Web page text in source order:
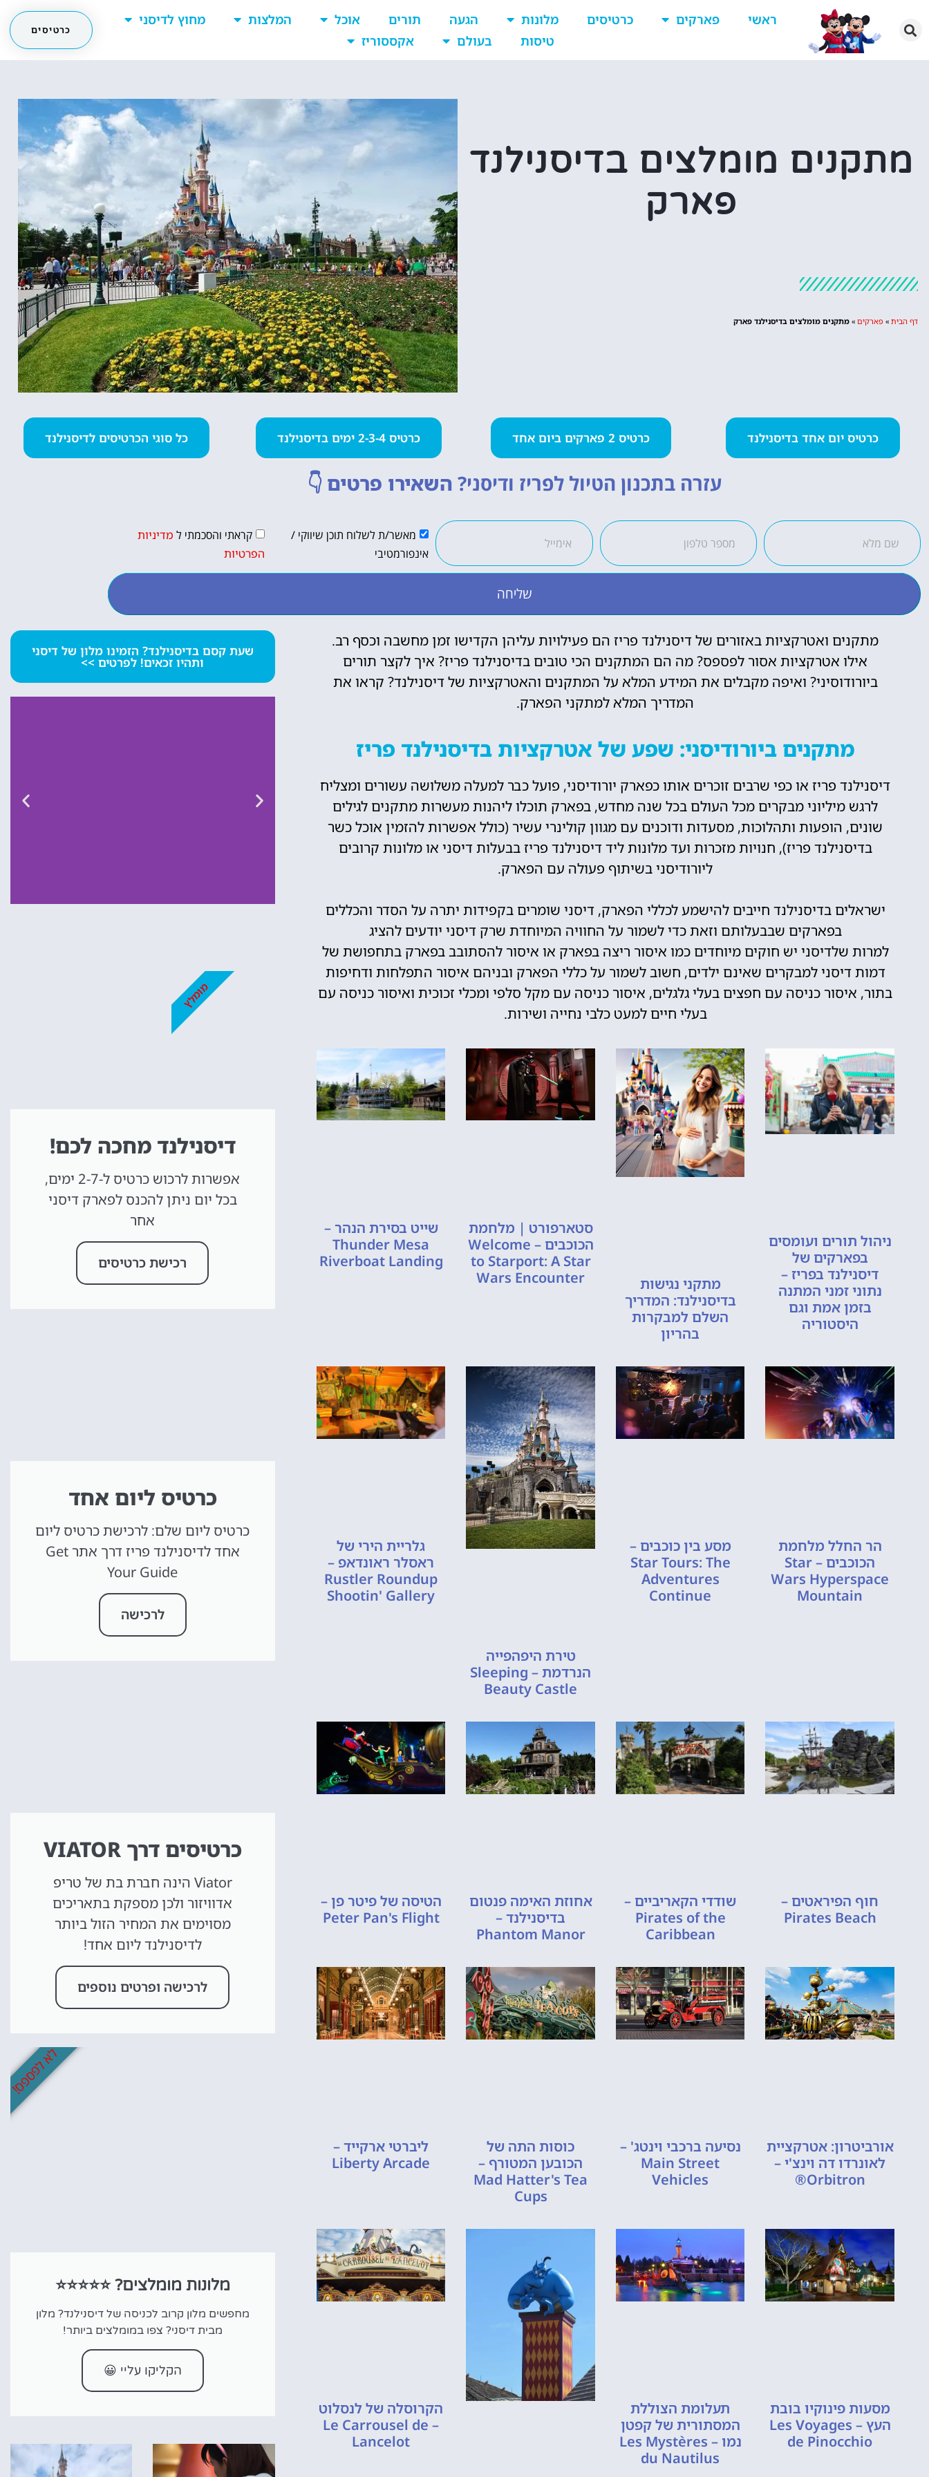
ראשי פארקים כרטיסים מלונות הגעה תורים אוכל המלצות
מחוץ לדיסני
טיסות
בעולם אקססוריז
כרטיסים
מתקנים מומלצים בדיסנילנד
פארק
דף הבית » פארקים » מתקנים מומלצים בדיסנילנד פארק
כרטיס יום אחד בדיסנילנד כרטיס 2 פארקים ביום אחד כרטיס 2-3-4 ימים בדיסנילנד כל סוגי הכרטיסים לדיסנילנד
עזרה בתכנון הטיול לפריז ודיסני? השאירו פרטים 👇
מאשר/ת לשלוח תוכן שיווקי /
אינפורמטיבי
קראתי והסכמתי ל מדיניות
הפרטיות
שליחה
מתקנים ואטרקציות באזורים של דיסנילנד פריז הם פעילויות עליהן הקדישו זמן מחשבה וכסף רב.
אילו אטרקציות אסור לפספס? מה הם המתקנים הכי טובים בדיסנילנד פריז? איך לקצר תורים
ביורודוסיני? ואיפה מקבלים את המידע המלא על המתקנים והאטרקציות של דיסנילנד? קראו את
המדריך המלא למתקני הפארק.
מתקנים ביורודיסני: שפע של אטרקציות בדיסנילנד פריז
דיסנילנד פריז או כפי שרבים זוכרים אותו כפארק יורודיסני, פועל כבר למעלה משלושה עשורים ומצליח
לרגש מיליוני מבקרים מכל העולם בכל שנה מחדש, בפארק תוכלו ליהנות מעשרות מתקנים לגילים
שונים, הופעות ותהלוכות, מסעדות ודוכנים עם מגוון קולינרי עשיר (כולל אפשרות להזמין אוכל כשר
בדיסנילנד פריז), חנויות מזכרות ועד מלונות ליד דיסנילנד פריז בבעלות דיסני או מלונות קרובים
ליורודיסני בשיתוף פעולה עם הפארק.
ישראלים בדיסנילנד חייבים להישמע לכללי הפארק, דיסני שומרים בקפידות יתרה על הסדר והכללים
בפארקים שבבעלותם וזאת כדי לשמור על החוויה המיוחדת שרק דיסני יודעים להציג
למרות שלדיסני יש חוקים מיוחדים כמו איסור ריצה בפארק או איסור להסתובב בפארק בתחפושת של
דמות דיסני למבקרים שאינם ילדים, חשוב לשמור על כללי הפארק ובניהם איסור התפלחות ודחיפות
בתור, איסור כניסה עם חפצים בעלי גלגלים, איסור כניסה עם מקל סלפי ומכלי זכוכית ואיסור כניסה עם
בעלי חיים למעט כלבי נחייה ושירות.
ניהול תורים ועומסים
בפארקים של
דיסנילנד בפריז –
נתוני זמני המתנה
בזמן אמת וגם
היסטוריה
מתקני נגישות
בדיסנילנד: המדריך
השלם למבקרות
בהריון
סטארפורט | מלחמת
הכוכבים – Welcome
to Starport: A Star
Wars Encounter
שייט בסירת הנהר –
Thunder Mesa
Riverboat Landing
הר החלל מלחמת
הכוכבים – Star
Wars Hyperspace
Mountain
מסע בין כוכבים –
Star Tours: The
Adventures
Continue
טירת היפהפייה
הנרדמת – Sleeping
Beauty Castle
גלריית הירי של
ראסלר ראונדאפ –
Rustler Roundup
Shootin' Gallery
חוף הפיראטים –
Pirates Beach
שודדי הקאריביים –
Pirates of the
Caribbean
אחוזת האימה פנטום
בדיסנילנד –
Phantom Manor
הטיסה של פיטר פן –
Peter Pan's Flight
אורביטרון: אטרקציית
לאונרדו דה וינצ'י –
Orbitron®
נסיעה ברכבי וינטג' –
Main Street
Vehicles
כוסות התה של
הכובען המטורף –
Mad Hatter's Tea
Cups
ליברטי ארקייד –
Liberty Arcade
מסעות פינוקיו בובת
העץ – Les Voyages
de Pinocchio
תעלומת הצוללת
המסתורית של קפטן
נמו – Les Mystères
du Nautilus
הקרוסלה של לנסלוט
– Le Carrousel de
Lancelot
שעת קסם בדיסנילנד? הזמינו מלון של דיסני
ותהיו זכאים! לפרטים >>
מומלץ לקנות כרטיס
דיסנילנד מחכה לכם!
אפשרות לרכוש כרטיס ל-2-7 ימים,
בכל יום ניתן להכנס לפארק דיסני
אחר
רכישת כרטיסים
מומלץ
כרטיס ליום אחד
כרטיס ליום שלם: לרכישת כרטיס ליום
אחד לדיסנילנד פריז דרך אתר Get
Your Guide
לרכישה
כרטיסים דרך VIATOR
Viator הינה חברת בת של טריפ
אדוויזור ולכן מספקת בתאריכים
מסוימים את המחיר הזול ביותר
לדיסנילנד ליום אחד!
לרכישה ופרטים נוספים
מלונות מומלצים? ⭐⭐⭐⭐⭐
מחפשים מלון קרוב לכניסה של דיסנילנד? מלון
מבית דיסני? צפו במומלצים ביותר!
הקליקו עליי 😀
לא לפספס!